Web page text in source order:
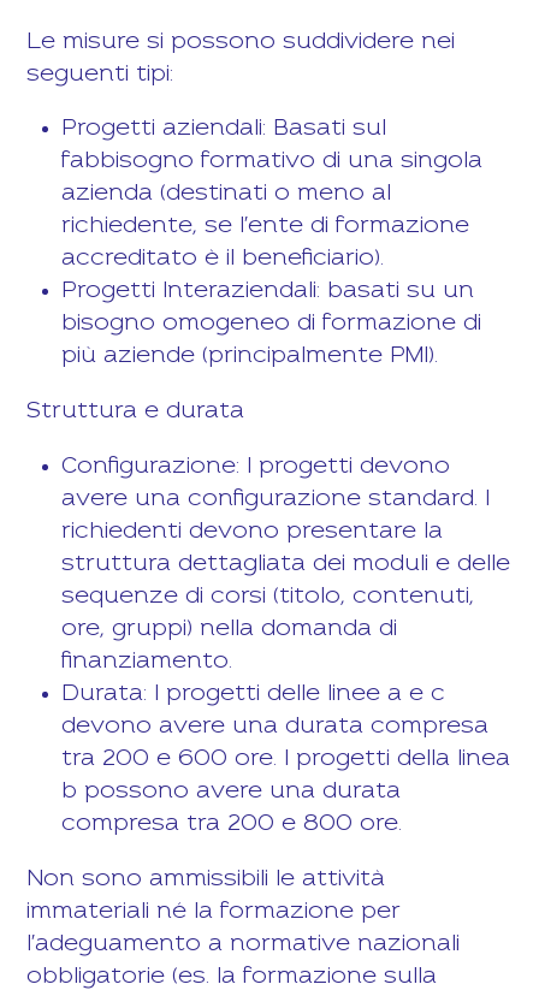
Le misure si possono suddividere nei
seguenti tipi:
Progetti aziendali: Basati sul
fabbisogno formativo di una singola
azienda (destinati o meno al
richiedente, se l'ente di formazione
accreditato è il beneficiario).
Progetti Interaziendali: basati su un
bisogno omogeneo di formazione di
più aziende (principalmente PMI).
Struttura e durata
Configurazione: I progetti devono
avere una configurazione standard. I
richiedenti devono presentare la
struttura dettagliata dei moduli e delle
sequenze di corsi (titolo, contenuti,
ore, gruppi) nella domanda di
finanziamento.
Durata: I progetti delle linee a e c
devono avere una durata compresa
tra 200 e 600 ore. I progetti della linea
b possono avere una durata
compresa tra 200 e 800 ore.
Non sono ammissibili le attività
immateriali né la formazione per
l'adeguamento a normative nazionali
obbligatorie (es. la formazione sulla